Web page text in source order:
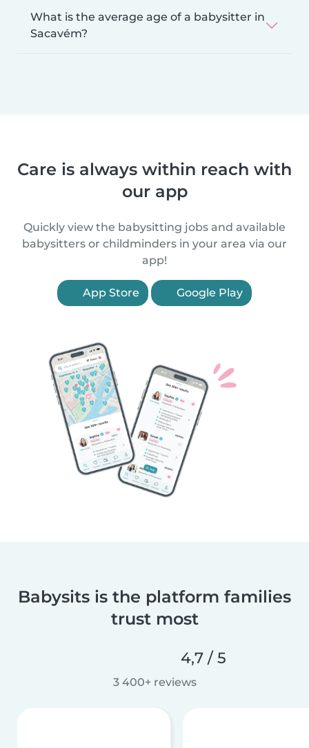
What is the average age of a babysitter in
Sacavém?
Care is always within reach with
our app
Quickly view the babysitting jobs and available
babysitters or childminders in your area via our
app!
App Store Google Play
Babysits is the platform families
trust most
4,7 / 5
3 400+ reviews